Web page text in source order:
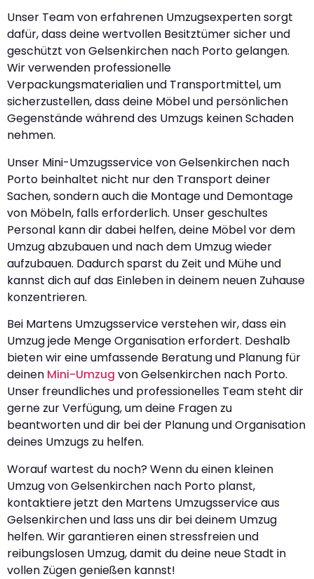
Unser Team von erfahrenen Umzugsexperten sorgt
dafür, dass deine wertvollen Besitztümer sicher und
geschützt von Gelsenkirchen nach Porto gelangen.
Wir verwenden professionelle
Verpackungsmaterialien und Transportmittel, um
sicherzustellen, dass deine Möbel und persönlichen
Gegenstände während des Umzugs keinen Schaden
nehmen.
Unser Mini-Umzugsservice von Gelsenkirchen nach
Porto beinhaltet nicht nur den Transport deiner
Sachen, sondern auch die Montage und Demontage
von Möbeln, falls erforderlich. Unser geschultes
Personal kann dir dabei helfen, deine Möbel vor dem
Umzug abzubauen und nach dem Umzug wieder
aufzubauen. Dadurch sparst du Zeit und Mühe und
kannst dich auf das Einleben in deinem neuen Zuhause
konzentrieren.
Bei Martens Umzugsservice verstehen wir, dass ein
Umzug jede Menge Organisation erfordert. Deshalb
bieten wir eine umfassende Beratung und Planung für
deinen Mini-Umzug von Gelsenkirchen nach Porto.
Unser freundliches und professionelles Team steht dir
gerne zur Verfügung, um deine Fragen zu
beantworten und dir bei der Planung und Organisation
deines Umzugs zu helfen.
Worauf wartest du noch? Wenn du einen kleinen
Umzug von Gelsenkirchen nach Porto planst,
kontaktiere jetzt den Martens Umzugsservice aus
Gelsenkirchen und lass uns dir bei deinem Umzug
helfen. Wir garantieren einen stressfreien und
reibungslosen Umzug, damit du deine neue Stadt in
vollen Zügen genießen kannst!